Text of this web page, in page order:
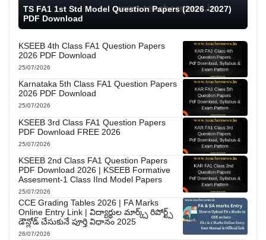
TS FA1 1st Std Model Question Papers (2026 -2027)
PDF Download
KSEEB 4th Class FA1 Question Papers
2026 PDF Download
25/07/2026
Karnataka 5th Class FA1 Question Papers
2026 PDF Download
25/07/2026
KSEEB 3rd Class FA1 Question Papers
PDF Download FREE 2026
25/07/2026
KSEEB 2nd Class FA1 Question Papers
PDF Download 2026 | KSEEB Formative
Assesment-1 Class IInd Model Papers
25/07/2026
CCE Grading Tables 2026 | FA Marks
Online Entry Link | విద్యార్థుల మార్క్స్ రిపోర్ట్స్
డౌన్లోడ్ చేసుకునే పూర్తి విధానం 2025
26/07/2026